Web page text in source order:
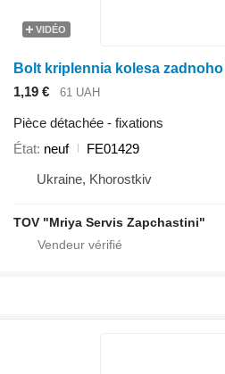
VIDÉO
Bolt kriplennia kolesa zadnoho
1,19 €
61 UAH
Pièce détachée - fixations
État neuf
FE01429
Ukraine, Khorostkiv
TOV "Mriya Servis Zapchastini"